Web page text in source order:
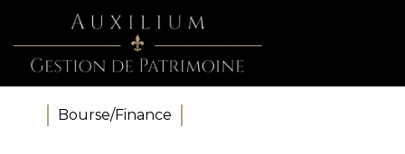
Bourse/Finance